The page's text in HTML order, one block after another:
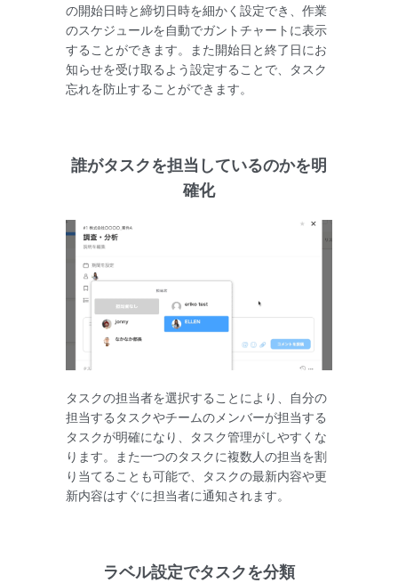
の開始日時と締切日時を細かく設定でき、作業
のスケジュールを自動でガントチャートに表示
することができます。また開始日と終了日にお
知らせを受け取るよう設定することで、タスク
忘れを防止することができます。
誰がタスクを担当しているのかを明
確化
タスクの担当者を選択することにより、自分の
担当するタスクやチームのメンバーが担当する
タスクが明確になり、タスク管理がしやすくな
ります。また一つのタスクに複数人の担当を割
り当てることも可能で、タスクの最新内容や更
新内容はすぐに担当者に通知されます。
ラベル設定でタスクを分類